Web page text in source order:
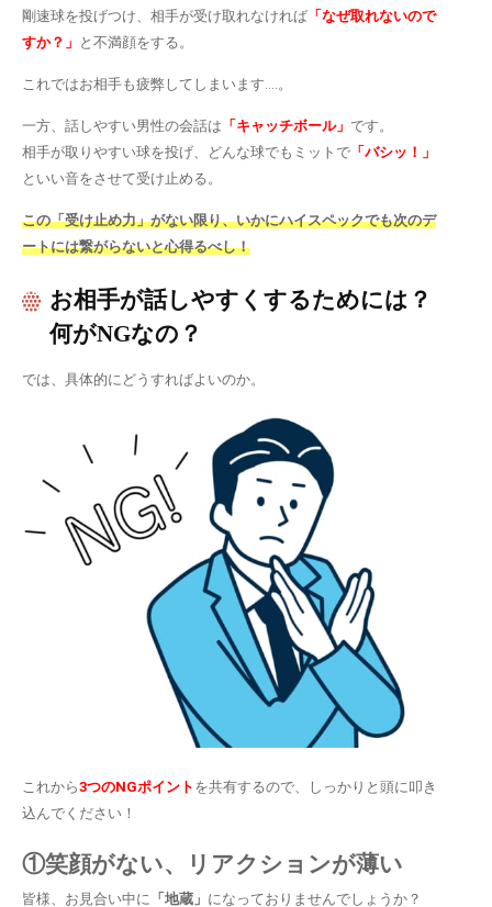
剛速球を投げつけ、相手が受け取れなければ 「なぜ取れないので
すか？」 と不満顔をする。
これではお相手も疲弊してしまいます….。
一方、話しやすい男性の会話は 「キャッチボール」 です。
相手が取りやすい球を投げ、どんな球でもミットで 「バシッ！」
といい音をさせて受け止める。
この「受け止め力」がない限り、いかにハイスペックでも次のデ
ートには繋がらないと心得るべし！
お相手が話しやすくするためには？
何がNGなの？
では、具体的にどうすればよいのか。
これから3つのNGポイント を共有するので、しっかりと頭に叩き
込んでください！
①笑顔がない、リアクションが薄い
皆様、お見合い中に 「地蔵」 になっておりませんでしょうか？